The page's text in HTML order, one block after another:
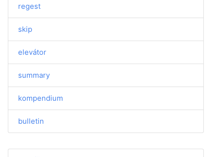
regest
skip
elevátor
summary
kompendium
bulletin